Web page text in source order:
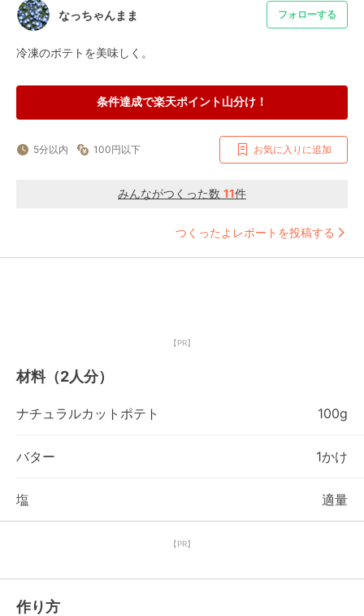
なっちゃんまま フォローする
冷凍のポテトを美味しく。
条件達成で楽天ポイント山分け！
5分以内 100円以下 お気に入りに追加
みんながつくった数 11件
つくったよレポートを投稿する
【PR】
材料（2人分）
ナチュラルカットポテト 100g
バター 1かけ
塩 適量
【PR】
作り方